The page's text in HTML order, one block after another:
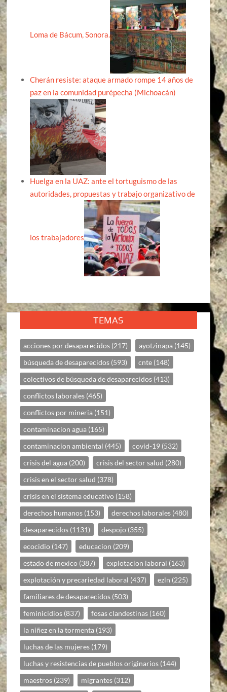
Loma de Bácum, Sonora.
Cherán resiste: ataque armado rompe 14 años de
paz en la comunidad purépecha (Michoacán)
Huelga en la UAZ: ante el tortuguismo de las
autoridades, propuestas y trabajo organizativo de
los trabajadores
TEMAS
acciones por desaparecidos (217) ayotzinapa (145)
búsqueda de desaparecidos (593) cnte (148)
colectivos de búsqueda de desaparecidos (413)
conflictos laborales (465)
conflictos por mineria (151)
contaminacion agua (165)
contaminacion ambiental (445) covid-19 (532)
crisis del agua (200) crisis del sector salud (280)
crisis en el sector salud (378)
crisis en el sistema educativo (158)
derechos humanos (153) derechos laborales (480)
desaparecidos (1131) despojo (355)
ecocidio (147) educacion (209)
estado de mexico (387) explotacion laboral (163)
explotación y precariedad laboral (437) ezln (225)
familiares de desaparecidos (503)
feminicidios (837) fosas clandestinas (160)
la niñez en la tormenta (193)
luchas de las mujeres (179)
luchas y resistencias de pueblos originarios (144)
maestros (239) migrantes (312)